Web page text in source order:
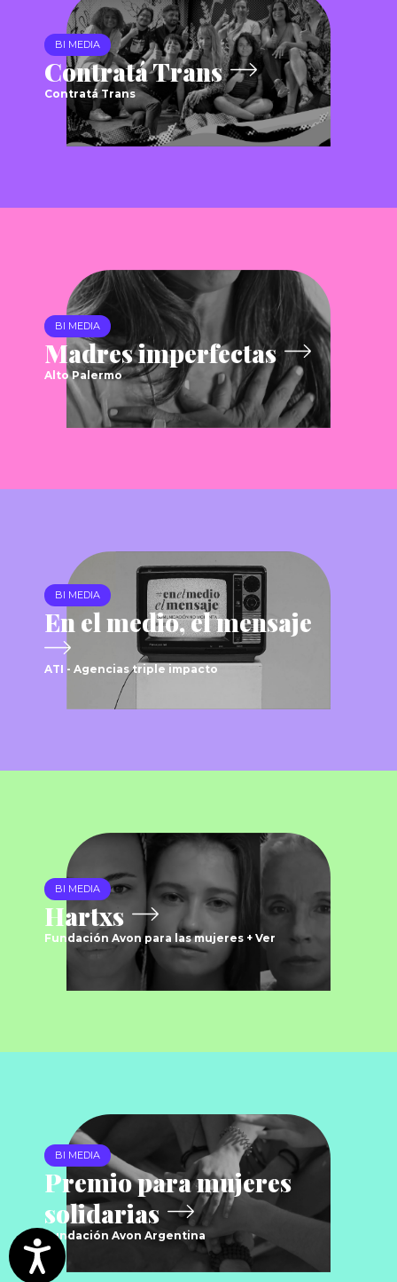
Accesibilidad
BI MEDIA
Contratá Trans
Contratá Trans
BI MEDIA
Madres imperfectas
Alto Palermo
BI MEDIA
En el medio, el mensaje
ATI - Agencias triple impacto
BI MEDIA
Hartxs
Fundación Avon para las mujeres + Ver
BI MEDIA
Premio para mujeres
solidarias
Fundación Avon Argentina